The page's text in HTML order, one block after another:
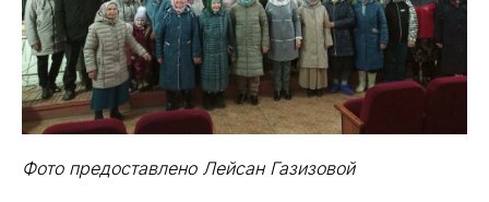
Фото предоставлено Лейсан Газизовой